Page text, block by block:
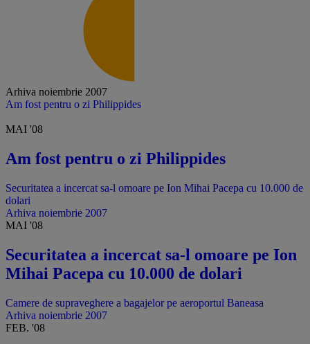
Arhiva noiembrie 2007
Am fost pentru o zi Philippides
MAI '08
Am fost pentru o zi Philippides
Securitatea a incercat sa-l omoare pe Ion Mihai Pacepa cu 10.000 de
dolari
Arhiva noiembrie 2007
MAI '08
Securitatea a incercat sa-l omoare pe Ion
Mihai Pacepa cu 10.000 de dolari
Camere de supraveghere a bagajelor pe aeroportul Baneasa
Arhiva noiembrie 2007
FEB. '08